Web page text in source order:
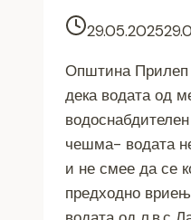
29.05.2025
Општина Прилеп
дека водата од
чешма- водата
и не смее да се
предходно